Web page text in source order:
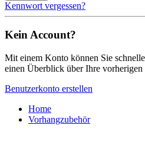
Kennwort vergessen?
Kein Account?
Mit einem Konto können Sie
einen Überblick über Ihre vorherigen
Benutzerkonto erstellen
Home
Vorhangzubehör